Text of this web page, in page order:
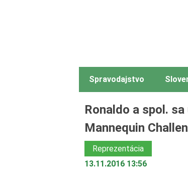
Spravodajstvo
Ronaldo a spol.
Mannequin
Reprezentácia
13.11.2016 13:56